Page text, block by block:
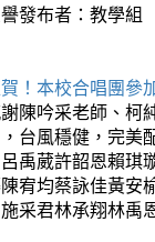
發布者：教學組
！本校合唱團參
陳吟采老師、柯
台風穩健，完美
禹葳許韶恩賴琪
宥均蔡詠佳黃安
采君林承翔林禹